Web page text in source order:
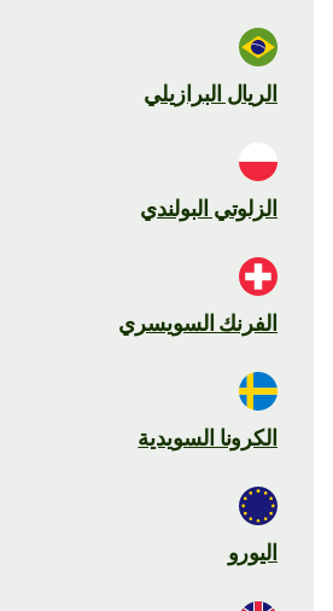
الريال البرازيلي
الزلوتي البولندي
الفرنك السويسري
الكرونا السويدية
اليورو